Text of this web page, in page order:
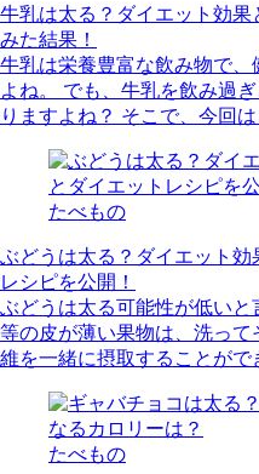
牛乳は太る？ダイエット効
みた結果！
牛乳は栄養豊富な飲み物で
よね。 でも、牛乳を飲み過
りますよね？ そこで、今回
たべもの
ぶどうは太る？ダイエット効
レシピを公開！
ぶどうは太る可能性が低いと
等の皮が薄い果物は、洗っ
維を一緒に摂取することがで
たべもの